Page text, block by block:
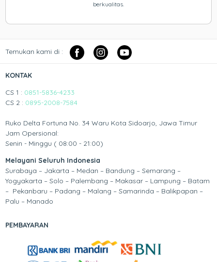
berkualitas.
Temukan kami di :
KONTAK
CS 1 : 0851-5836-4233
CS 2 : 0895-2008-7584
Ruko Delta Fortuna No. 34 Waru Kota Sidoarjo, Jawa Timur
Jam Opersional:
Senin - Minggu ( 08:00 - 21:00)
Melayani Seluruh Indonesia
Surabaya – Jakarta – Medan – Bandung – Semarang –
Yogyakarta – Solo – Palembang – Makasar – Lampung – Batam
– Pekanbaru – Padang – Malang – Samarinda – Balikpapan –
Palu – Manado
PEMBAYARAN